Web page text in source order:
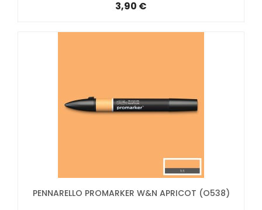
3,90 €
PENNARELLO PROMARKER W&N APRICOT (O538)